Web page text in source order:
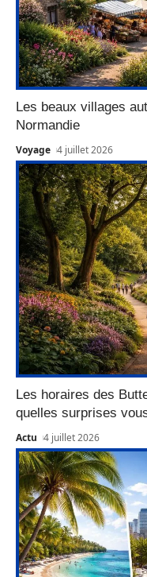
Les beaux villages
Normandie
Voyage 4 juillet 2026
Les horaires des
quelles surprises
Actu 4 juillet 2026